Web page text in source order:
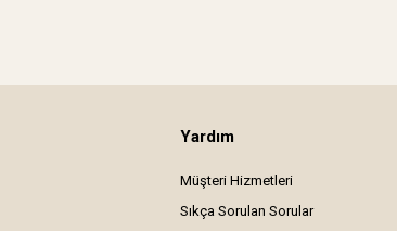
Yardım
Müşteri Hizmetleri
Sıkça Sorulan Sorular